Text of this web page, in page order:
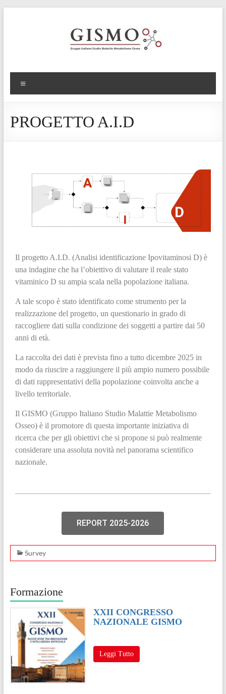
PROGETTO A.I.D
Il progetto A.I.D. (Analisi identificazione Ipovitaminosi D) è
una indagine che ha l’obiettivo di valutare il reale stato
vitaminico D su ampia scala nella popolazione italiana.
A tale scopo è stato identificato come strumento per la
realizzazione del progetto, un questionario in grado di
raccogliere dati sulla condizione dei soggetti a partire dai 50
anni di età.
La raccolta dei dati è prevista fino a tutto dicembre 2025 in
modo da riuscire a raggiungere il più ampio numero possibile
di dati rappresentativi della popolazione coinvolta anche a
livello territoriale.
Il GISMO (Gruppo Italiano Studio Malattie Metabolismo
Osseo) è il promotore di questa importante iniziativa di
ricerca che per gli obiettivi che si propone si può realmente
considerare una assoluta novità nel panorama scientifico
nazionale.
REPORT 2025-2026
Survey
Formazione
XXII CONGRESSO
NAZIONALE GISMO
Leggi Tutto